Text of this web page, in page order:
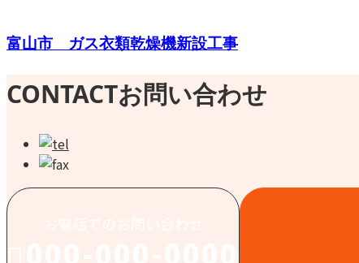
富山市 ガス衣類乾燥機新設工事
CONTACTお問い合わせ